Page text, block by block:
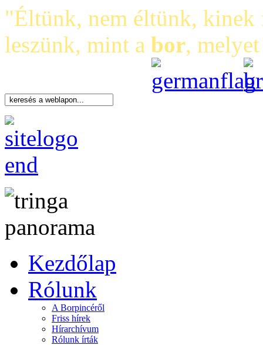
"Éltünk, nem éltünk, kinek
leszünk, mint a bor,
Kezdőlap
Rólunk
A Borpincéről
Friss hírek
Hírarchívum
Rólunk írták